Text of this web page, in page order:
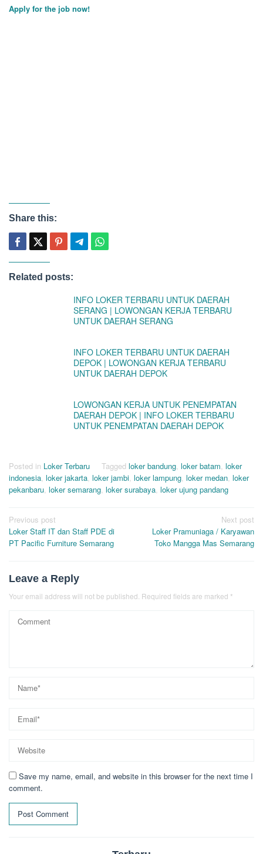
Apply for the job now!
Share this:
Related posts:
INFO LOKER TERBARU UNTUK DAERAH
SERANG | LOWONGAN KERJA TERBARU
UNTUK DAERAH SERANG
INFO LOKER TERBARU UNTUK DAERAH
DEPOK | LOWONGAN KERJA TERBARU
UNTUK DAERAH DEPOK
LOWONGAN KERJA UNTUK PENEMPATAN
DAERAH DEPOK | INFO LOKER TERBARU
UNTUK PENEMPATAN DAERAH DEPOK
Posted in Loker Terbaru Tagged loker bandung, loker batam, loker
indonesia, loker jakarta, loker jambi, loker lampung, loker medan, loker
pekanbaru, loker semarang, loker surabaya, loker ujung pandang
Post
navigation
Previous post
Loker Staff IT dan Staff PDE di
PT Pacific Furniture Semarang
Next post
Loker Pramuniaga / Karyawan
Toko Mangga Mas Semarang
Leave a Reply
Your email address will not be published. Required fields are marked *
Save my name, email, and website in this browser for the next time I
comment.